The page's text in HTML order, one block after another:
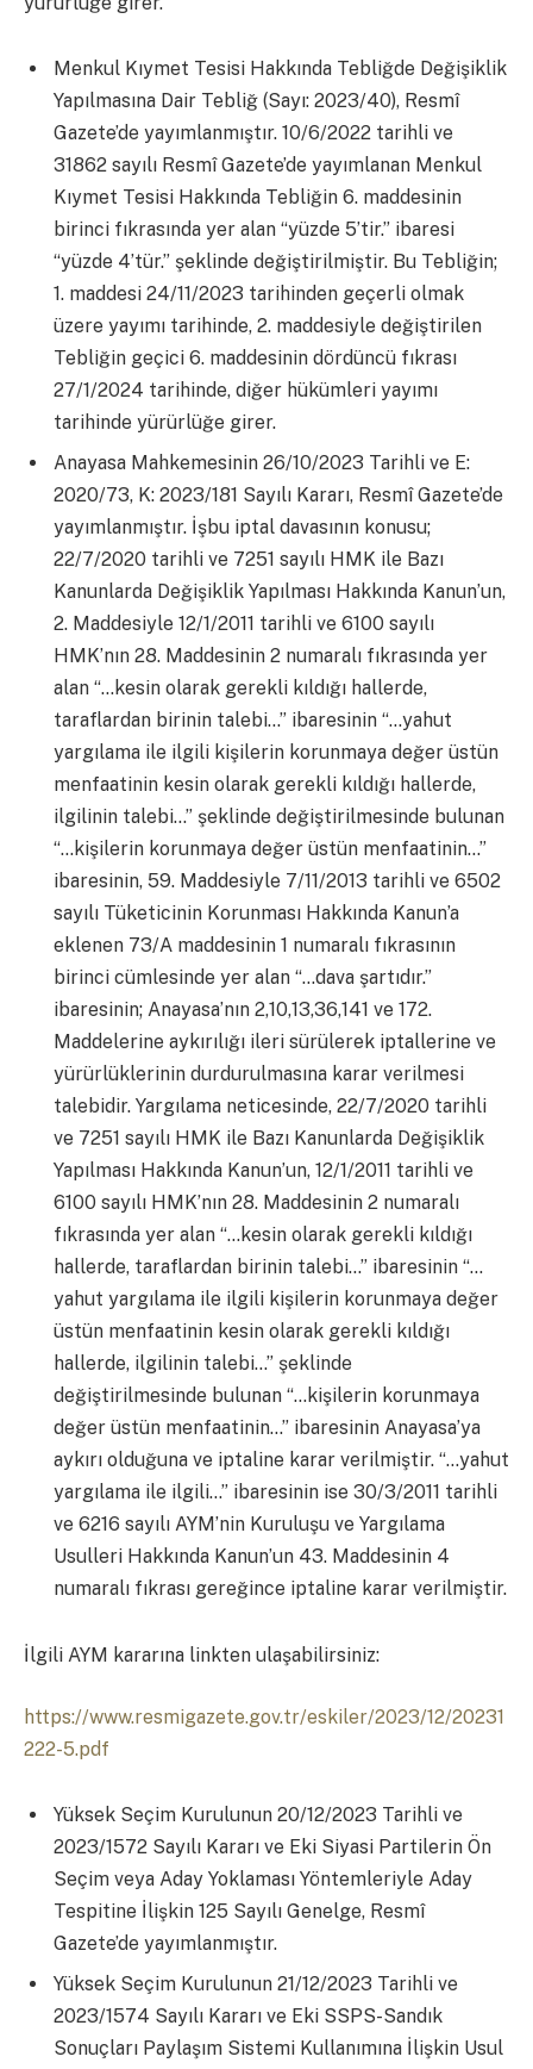
Menkul Kıymet Tesisi Hakkında Tebliğde Değişiklik
Yapılmasına Dair Tebliğ (Sayı: 2023/40), Resmî
Gazete’de yayımlanmıştır. 10/6/2022 tarihli ve
31862 sayılı Resmî Gazete’de yayımlanan Menkul
Kıymet Tesisi Hakkında Tebliğin 6. maddesinin
birinci fıkrasında yer alan “yüzde 5’tir.” ibaresi
“yüzde 4’tür.” şeklinde değiştirilmiştir. Bu Tebliğin;
1. maddesi 24/11/2023 tarihinden geçerli olmak
üzere yayımı tarihinde, 2. maddesiyle değiştirilen
Tebliğin geçici 6. maddesinin dördüncü fıkrası
27/1/2024 tarihinde, diğer hükümleri yayımı
tarihinde yürürlüğe girer.
Anayasa Mahkemesinin 26/10/2023 Tarihli ve E:
2020/73, K: 2023/181 Sayılı Kararı, Resmî Gazete’de
yayımlanmıştır. İşbu iptal davasının konusu;
22/7/2020 tarihli ve 7251 sayılı HMK ile Bazı
Kanunlarda Değişiklik Yapılması Hakkında Kanun’un,
2. Maddesiyle 12/1/2011 tarihli ve 6100 sayılı
HMK’nın 28. Maddesinin 2 numaralı fıkrasında yer
alan “…kesin olarak gerekli kıldığı hallerde,
taraflardan birinin talebi…” ibaresinin “…yahut
yargılama ile ilgili kişilerin korunmaya değer üstün
menfaatinin kesin olarak gerekli kıldığı hallerde,
ilgilinin talebi…” şeklinde değiştirilmesinde bulunan
“…kişilerin korunmaya değer üstün menfaatinin…”
ibaresinin, 59. Maddesiyle 7/11/2013 tarihli ve 6502
sayılı Tüketicinin Korunması Hakkında Kanun’a
eklenen 73/A maddesinin 1 numaralı fıkrasının
birinci cümlesinde yer alan “…dava şartıdır.”
ibaresinin; Anayasa’nın 2,10,13,36,141 ve 172.
Maddelerine aykırılığı ileri sürülerek iptallerine ve
yürürlüklerinin durdurulmasına karar verilmesi
talebidir. Yargılama neticesinde, 22/7/2020 tarihli
ve 7251 sayılı HMK ile Bazı Kanunlarda Değişiklik
Yapılması Hakkında Kanun’un, 12/1/2011 tarihli ve
6100 sayılı HMK’nın 28. Maddesinin 2 numaralı
fıkrasında yer alan “…kesin olarak gerekli kıldığı
hallerde, taraflardan birinin talebi…” ibaresinin “…
yahut yargılama ile ilgili kişilerin korunmaya değer
üstün menfaatinin kesin olarak gerekli kıldığı
hallerde, ilgilinin talebi…” şeklinde
değiştirilmesinde bulunan “…kişilerin korunmaya
değer üstün menfaatinin…” ibaresinin Anayasa’ya
aykırı olduğuna ve iptaline karar verilmiştir. “…yahut
yargılama ile ilgili…” ibaresinin ise 30/3/2011 tarihli
ve 6216 sayılı AYM’nin Kuruluşu ve Yargılama
Usulleri Hakkında Kanun’un 43. Maddesinin 4
numaralı fıkrası gereğince iptaline karar verilmiştir.
İlgili AYM kararına linkten ulaşabilirsiniz:
https://www.resmigazete.gov.tr/eskiler/2023/12/20231
222-5.pdf
Yüksek Seçim Kurulunun 20/12/2023 Tarihli ve
2023/1572 Sayılı Kararı ve Eki Siyasi Partilerin Ön
Seçim veya Aday Yoklaması Yöntemleriyle Aday
Tespitine İlişkin 125 Sayılı Genelge, Resmî
Gazete’de yayımlanmıştır.
Yüksek Seçim Kurulunun 21/12/2023 Tarihli ve
2023/1574 Sayılı Kararı ve Eki SSPS-Sandık
Sonuçları Paylaşım Sistemi Kullanımına İlişkin Usul